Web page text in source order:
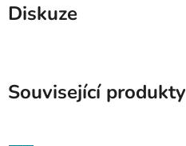
Diskuze
Související produkty